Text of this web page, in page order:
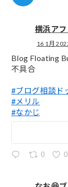
横浜ア
16 1月
Blog Floating
不具合
#ブログ相談ド
#メリル
#なかじ
0 0